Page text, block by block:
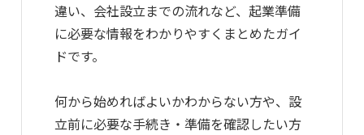
違い、会社設立までの流れなど、起業準備
に必要な情報をわかりやすくまとめたガイ
ドです。
何から始めればよいかわからない方や、設
立前に必要な手続き・準備を確認したい方